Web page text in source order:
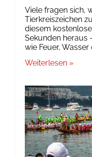
Viele fragen sich,
Tierkreiszeichen
diesem
Sekunden heraus
wie Feuer,
Weiterlesen »